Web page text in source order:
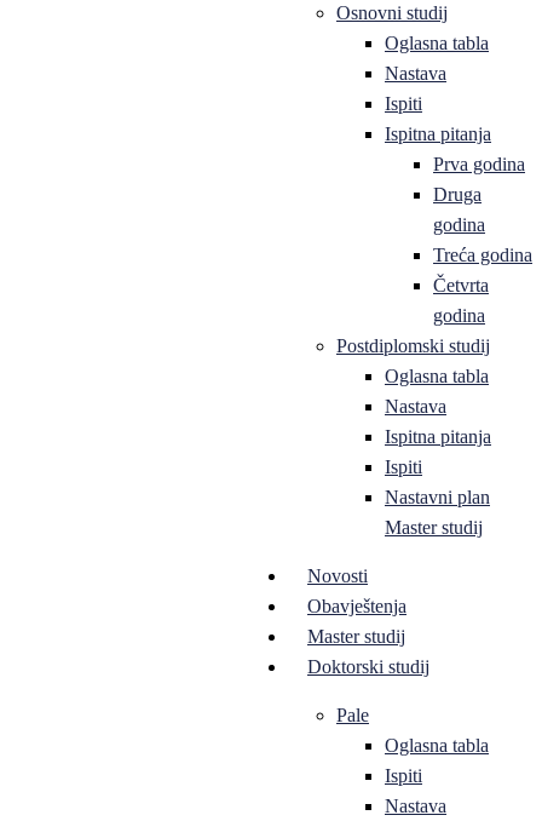
Osnovni studij
Oglasna tabla
Nastava
Ispiti
Ispitna pitanja
Prva godina
Druga
godina
Treća godina
Četvrta
godina
Postdiplomski studij
Oglasna tabla
Nastava
Ispitna pitanja
Ispiti
Nastavni plan
Master studij
Novosti
Obavještenja
Master studij
Doktorski studij
Pale
Oglasna tabla
Ispiti
Nastava